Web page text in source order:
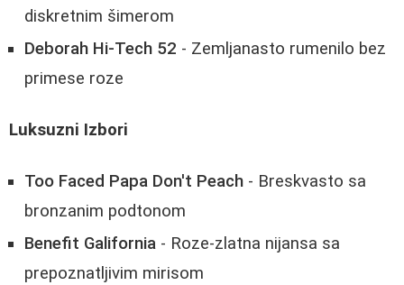
diskretnim šimerom
Deborah Hi-Tech 52 - Zemljanasto rumenilo bez
primese roze
Luksuzni Izbori
Too Faced Papa Don't Peach - Breskvasto sa
bronzanim podtonom
Benefit Galifornia - Roze-zlatna nijansa sa
prepoznatljivim mirisom